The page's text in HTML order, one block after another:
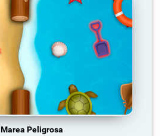
Marea Peligrosa